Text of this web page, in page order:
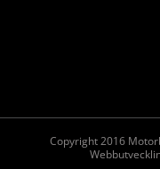
Copyright 2016